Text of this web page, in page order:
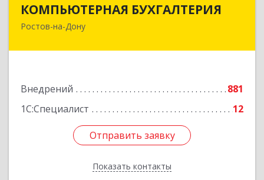
КОМПЬЮТЕРНАЯ БУХГАЛТЕРИЯ
Ростов-на-Дону
Внедрений
881
1С:Специалист
12
Отправить заявку
Показать контакты
344002, Ростовская обл, Ростов-на-Дону г,
Отправить заявку
Назад